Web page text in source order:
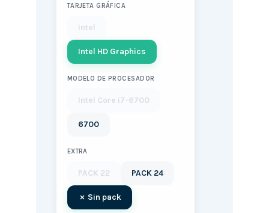
TARJETA GRÁFICA
Intel
Intel HD Graphics
MODELO DE PROCESADOR
Intel Core i7-6700
6700
EXTRA
PACK 22 PACK 24
Sin pack